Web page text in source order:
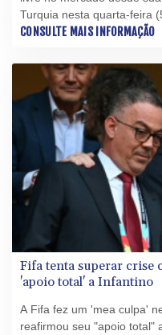
Turquia nesta quarta-feira
Trabzonspor, que o
milhões na cotação atual).
CONSULTE MAIS INFORMAÇÃO
Fifa tenta superar crise
'apoio total' a Infantino
A Fifa fez um 'mea culpa'
reafirmou seu "apoio total"